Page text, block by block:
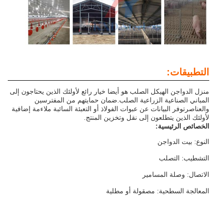
التطبيقات:
منزل الدواجن الهيكل الصلب هو أيضا خيار رائع لأولئك الذين يحتاجون إلى
المباني الصناعية الزراعية الصلب.ضمان حمايتهم من المفترسين
والعناصرتوفر البيانات عن عبوات الفولاذ أو التعبئة السائبة ملاءمة إضافية
لأولئك الذين يتطلعون إلى نقل وتخزين المنتج.
الخصائص الرئيسية:
النوع: بيت الدواجن
التشطيب: التصلب
الاتصال: وصلة المسامير
المعالجة السطحية: مصقولة أو مطلية